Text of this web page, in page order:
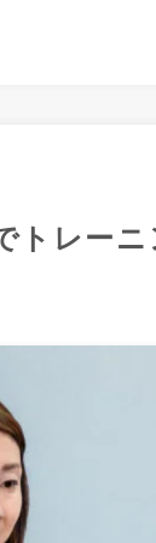
トレー